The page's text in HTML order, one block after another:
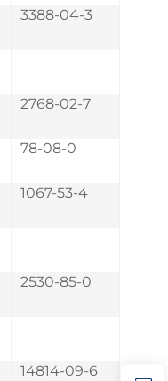
3388-04-3
2768-02-7
78-08-0
1067-53-4
2530-85-0
14814-09-6